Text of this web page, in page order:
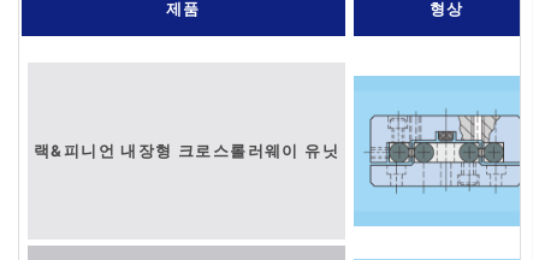
제품 형상
랙&피니언 내장형 크로스롤러웨이 유닛